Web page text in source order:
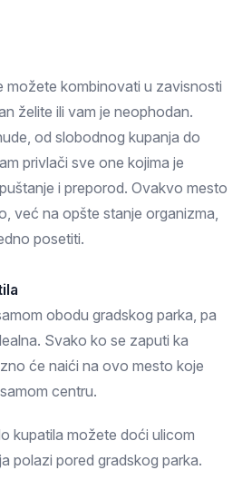
možete kombinovati u zavisnosti
želite ili vam je neophodan.
od slobodnog kupanja do
privlači sve one kojima je
i preporod. Ovakvo mesto
već na opšte stanje organizma,
posetiti.
obodu gradskog parka, pa
Svako ko se zaputi ka
će naići na ovo mesto koje
centru.
kupatila možete doći ulicom
polazi pored gradskog parka.